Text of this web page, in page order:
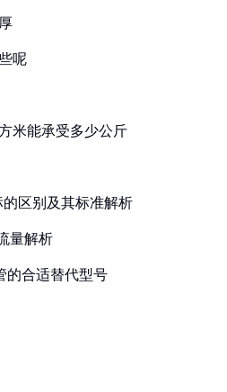
呢
米能承受多少公斤
的区别及其标准解析
量解析
的合适替代型号